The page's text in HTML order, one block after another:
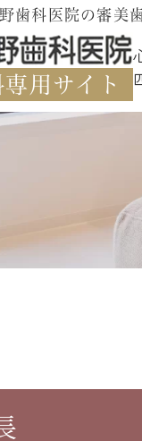
歯科医院の審美
用サイト